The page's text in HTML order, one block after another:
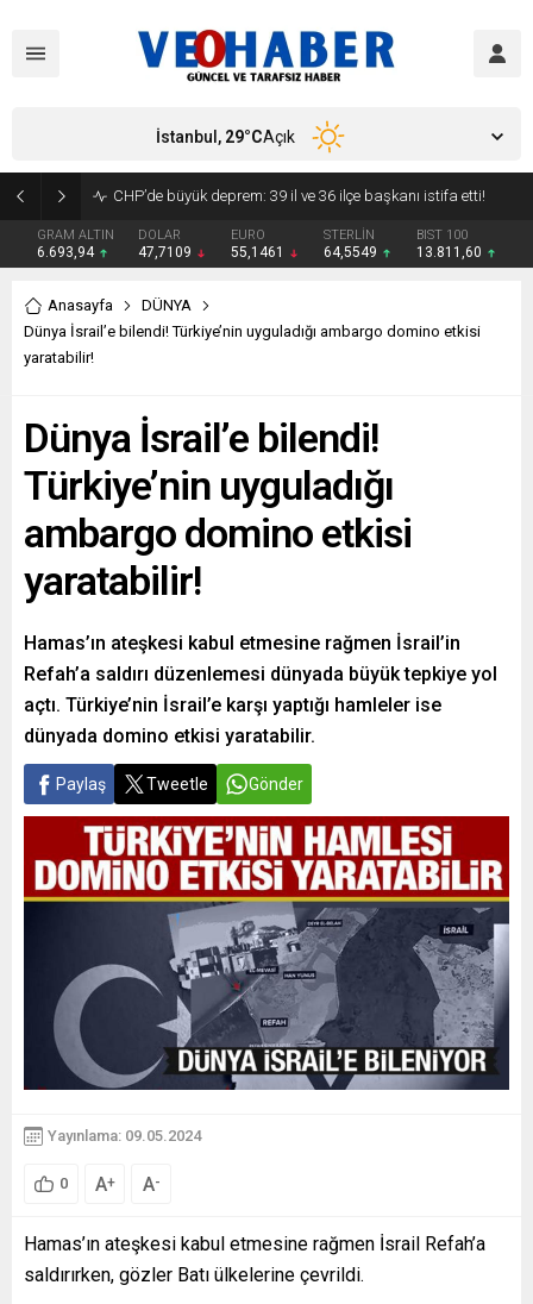
GRAM ALTIN
6.693,94
DOLAR
47,7109
EURO
55,1461
STERLİN
64,5549
BIST 100
13.811,60
İstanbul, 29°CAçık
Anasayfa
DÜNYA
Dünya İsrail’e bilendi! Türkiye’nin uyguladığı ambargo domino etkisi
yaratabilir!
Dünya İsrail’e bilendi!
Türkiye’nin uyguladığı
ambargo domino etkisi
yaratabilir!
Hamas’ın ateşkesi kabul etmesine rağmen İsrail’in
Refah’a saldırı düzenlemesi dünyada büyük tepkiye yol
açtı. Türkiye’nin İsrail’e karşı yaptığı hamleler ise
dünyada domino etkisi yaratabilir.
Paylaş Tweetle Gönder
Yayınlama: 09.05.2024
0 A+ A-
Hamas’ın ateşkesi kabul etmesine rağmen İsrail Refah’a
saldırırken, gözler Batı ülkelerine çevrildi.